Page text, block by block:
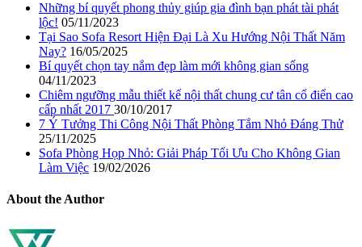
Những bí quyết phong thủy giúp gia đình bạn phát tài phát
lộc! 05/11/2023
Tại Sao Sofa Resort Hiện Đại Là Xu Hướng Nội Thất Năm
Nay? 16/05/2025
Bí quyết chọn tay nắm đẹp làm mới không gian sống
04/11/2023
Chiêm ngưỡng mẫu thiết kế nội thất chung cư tân cổ điển cao
cấp nhất 2017 30/10/2017
7 Ý Tưởng Thi Công Nội Thất Phòng Tắm Nhỏ Đáng Thử
25/11/2025
Sofa Phòng Họp Nhỏ: Giải Pháp Tối Ưu Cho Không Gian
Làm Việc 19/02/2026
About the Author